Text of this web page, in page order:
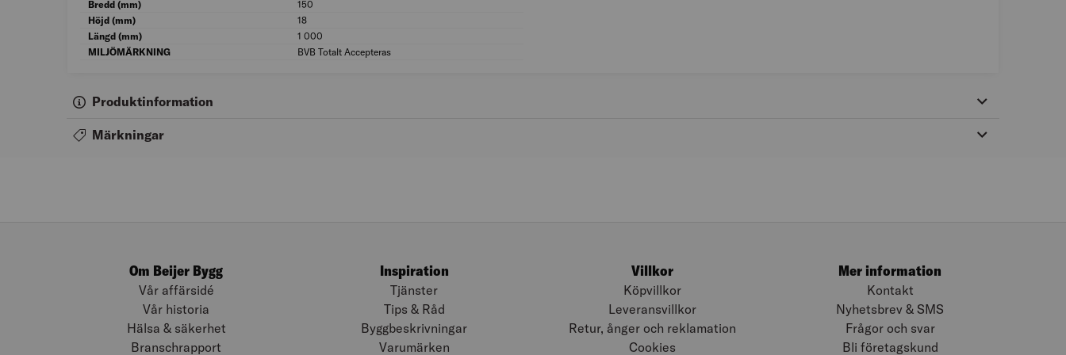
Bredd (mm)
150
Höjd (mm)
18
Längd (mm)
1 000
MILJÖMÄRKNING
BVB Totalt Accepteras
Produktinformation
Märkningar
Om Beijer Bygg
Vår affärsidé
Vår historia
Hälsa & säkerhet
Branschrapport
Inspiration
Tjänster
Tips & Råd
Byggbeskrivningar
Varumärken
Villkor
Köpvillkor
Leveransvillkor
Retur, ånger och reklamation
Cookies
Mer information
Kontakt
Nyhetsbrev & SMS
Frågor och svar
Bli företagskund